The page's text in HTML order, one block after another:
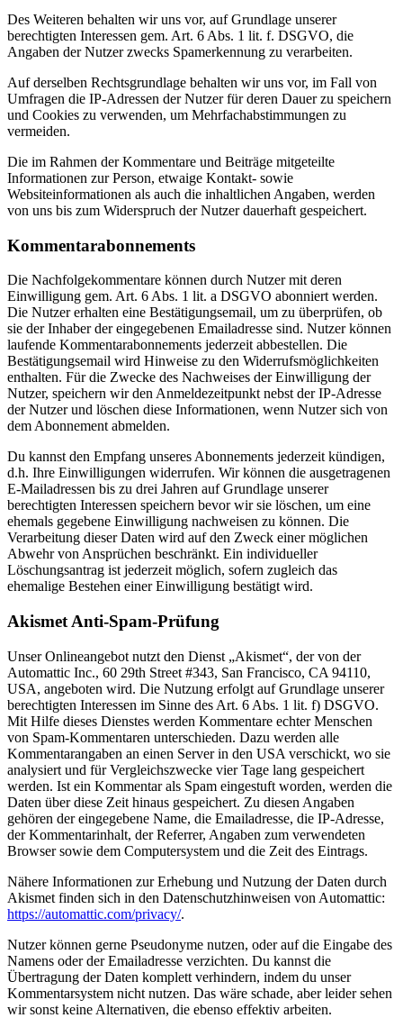
Des Weiteren behalten wir uns vor, auf Grundlage unserer
berechtigten Interessen gem. Art. 6 Abs. 1 lit. f. DSGVO, die
Angaben der Nutzer zwecks Spamerkennung zu verarbeiten.
Auf derselben Rechtsgrundlage behalten wir uns vor, im Fall von
Umfragen die IP-Adressen der Nutzer für deren Dauer zu speichern
und Cookies zu verwenden, um Mehrfachabstimmungen zu
vermeiden.
Die im Rahmen der Kommentare und Beiträge mitgeteilte
Informationen zur Person, etwaige Kontakt- sowie
Websiteinformationen als auch die inhaltlichen Angaben, werden
von uns bis zum Widerspruch der Nutzer dauerhaft gespeichert.
Kommentarabonnements
Die Nachfolgekommentare können durch Nutzer mit deren
Einwilligung gem. Art. 6 Abs. 1 lit. a DSGVO abonniert werden.
Die Nutzer erhalten eine Bestätigungsemail, um zu überprüfen, ob
sie der Inhaber der eingegebenen Emailadresse sind. Nutzer können
laufende Kommentarabonnements jederzeit abbestellen. Die
Bestätigungsemail wird Hinweise zu den Widerrufsmöglichkeiten
enthalten. Für die Zwecke des Nachweises der Einwilligung der
Nutzer, speichern wir den Anmeldezeitpunkt nebst der IP-Adresse
der Nutzer und löschen diese Informationen, wenn Nutzer sich von
dem Abonnement abmelden.
Du kannst den Empfang unseres Abonnements jederzeit kündigen,
d.h. Ihre Einwilligungen widerrufen. Wir können die ausgetragenen
E-Mailadressen bis zu drei Jahren auf Grundlage unserer
berechtigten Interessen speichern bevor wir sie löschen, um eine
ehemals gegebene Einwilligung nachweisen zu können. Die
Verarbeitung dieser Daten wird auf den Zweck einer möglichen
Abwehr von Ansprüchen beschränkt. Ein individueller
Löschungsantrag ist jederzeit möglich, sofern zugleich das
ehemalige Bestehen einer Einwilligung bestätigt wird.
Akismet Anti-Spam-Prüfung
Unser Onlineangebot nutzt den Dienst „Akismet“, der von der
Automattic Inc., 60 29th Street #343, San Francisco, CA 94110,
USA, angeboten wird. Die Nutzung erfolgt auf Grundlage unserer
berechtigten Interessen im Sinne des Art. 6 Abs. 1 lit. f) DSGVO.
Mit Hilfe dieses Dienstes werden Kommentare echter Menschen
von Spam-Kommentaren unterschieden. Dazu werden alle
Kommentarangaben an einen Server in den USA verschickt, wo sie
analysiert und für Vergleichszwecke vier Tage lang gespeichert
werden. Ist ein Kommentar als Spam eingestuft worden, werden die
Daten über diese Zeit hinaus gespeichert. Zu diesen Angaben
gehören der eingegebene Name, die Emailadresse, die IP-Adresse,
der Kommentarinhalt, der Referrer, Angaben zum verwendeten
Browser sowie dem Computersystem und die Zeit des Eintrags.
Nähere Informationen zur Erhebung und Nutzung der Daten durch
Akismet finden sich in den Datenschutzhinweisen von Automattic:
https://automattic.com/privacy/.
Nutzer können gerne Pseudonyme nutzen, oder auf die Eingabe des
Namens oder der Emailadresse verzichten. Du kannst die
Übertragung der Daten komplett verhindern, indem du unser
Kommentarsystem nicht nutzen. Das wäre schade, aber leider sehen
wir sonst keine Alternativen, die ebenso effektiv arbeiten.